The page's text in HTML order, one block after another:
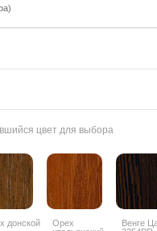
цвет для выбора
донской
Орех
Венге